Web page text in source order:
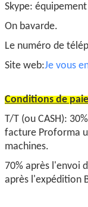
Skype: équipement
On bavarde.
Le numéro de
Site web:Je vous
Conditions de
T/T (ou CASH):
facture Proforma
machines.
70% après l'envoi
après l'expédition